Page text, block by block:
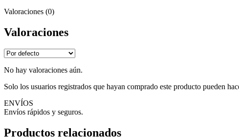
Valoraciones (0)
Valoraciones
No hay valoraciones aún.
Solo los usuarios registrados que hayan comprado este producto pueden
ENVÍOS
Envíos rápidos y seguros.
Productos relacionados